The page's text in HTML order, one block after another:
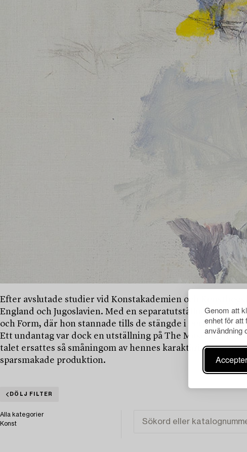
Genom att
enhet för att
användning
Efter avslutade studier vid Konstakademien och
England och Jugoslavien. Med en separatutställning på
och Form, där hon stannade tills de stängde i början av
Ett undantag var dock en utställning på The Museum of
talet ersattes så småningom av hennes karaktäristiska,
sparsmakade produktion.
DÖLJ FILTER
Alla kategorier
Konst